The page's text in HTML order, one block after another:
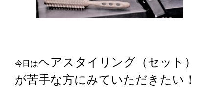
今日はヘアスタイリング（セット）
が苦手な方にみていただきたい！